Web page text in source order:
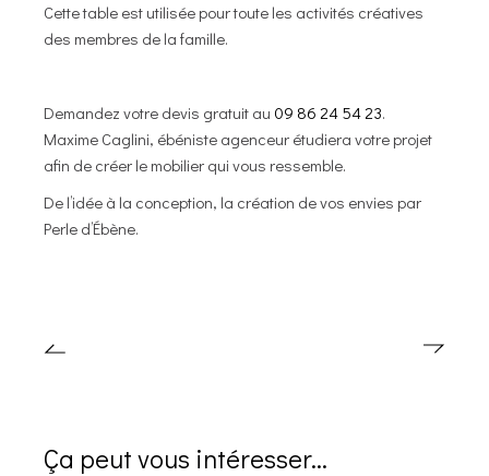
Cette table est utilisée pour toute les activités créatives
des membres de la famille.
Demandez votre devis gratuit au 09 86 24 54 23.
Maxime Caglini, ébéniste agenceur étudiera votre projet
afin de créer le mobilier qui vous ressemble.
De l’idée à la conception, la création de vos envies par
Perle d’Ébène.
Ça peut vous intéresser...